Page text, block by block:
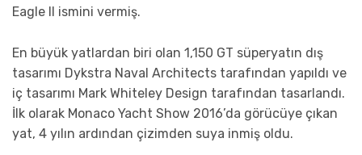
Eagle II ismini vermiş.
En büyük yatlardan biri olan 1,150 GT süperyatın dış
tasarımı Dykstra Naval Architects tarafından yapıldı ve
iç tasarımı Mark Whiteley Design tarafından tasarlandı.
İlk olarak Monaco Yacht Show 2016’da görücüye çıkan
yat, 4 yılın ardından çizimden suya inmiş oldu.